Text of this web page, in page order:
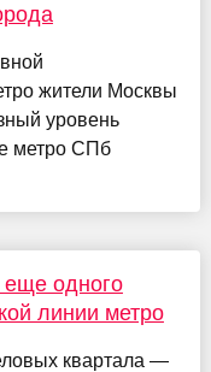
жители Москвы
уровень
метро СПб
еще одного
линии метро
квартала —